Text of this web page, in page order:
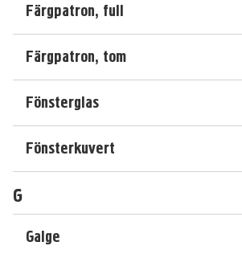
Färgpatron, full
Färgpatron, tom
Fönsterglas
Fönsterkuvert
G
Galge